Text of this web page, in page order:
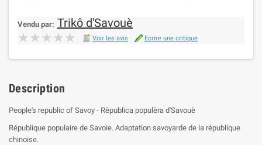
Vendu par: Trikô d'Savouè
★★★★★
★★★★★ Voir les avis Ecrire une critique
Description
People's republic of Savoy - Rèpublica populèra d'Savouè
République populaire de Savoie. Adaptation savoyarde de la république
chinoise.